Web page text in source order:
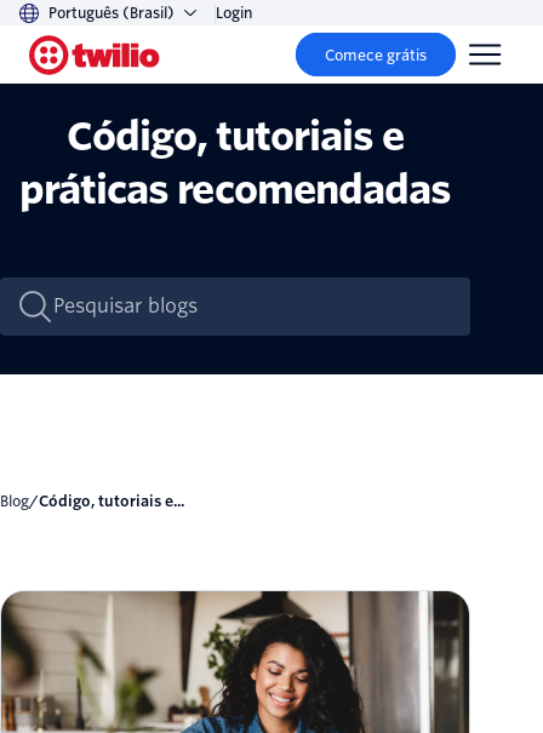
Português (Brasil) Login
Comece grátis
Código, tutoriais e
práticas recomendadas
Blog/ Código, tutoriais e...